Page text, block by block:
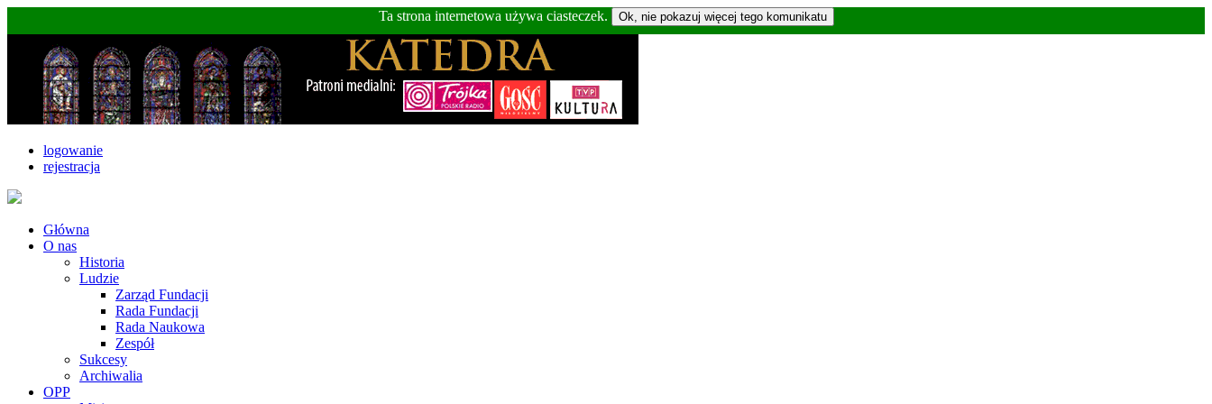
Ta strona internetowa używa ciasteczek.
logowanie
rejestracja
Główna
O nas
Historia
Ludzie
Zarząd Fundacji
Rada Fundacji
Rada Naukowa
Zespół
Sukcesy
Archiwalia
OPP